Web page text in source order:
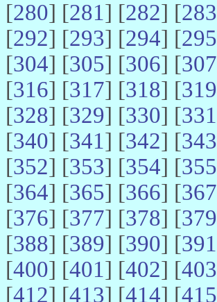
[280] [281] [282] [283
[292] [293] [294] [295
[304] [305] [306] [307
[316] [317] [318] [319
[328] [329] [330] [331
[340] [341] [342] [343
[352] [353] [354] [355
[364] [365] [366] [367
[376] [377] [378] [379
[388] [389] [390] [391
[400] [401] [402] [403
[412] [413] [414] [415